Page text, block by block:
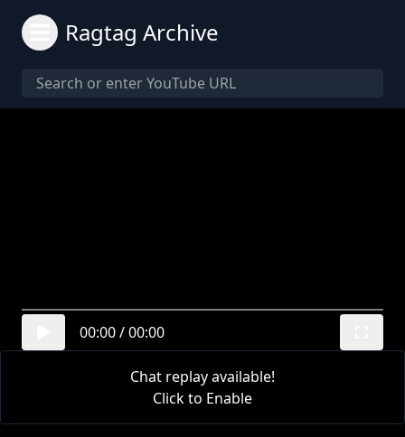
Ragtag Archive
00:00/00:00
Chat replay available!
Click to Enable